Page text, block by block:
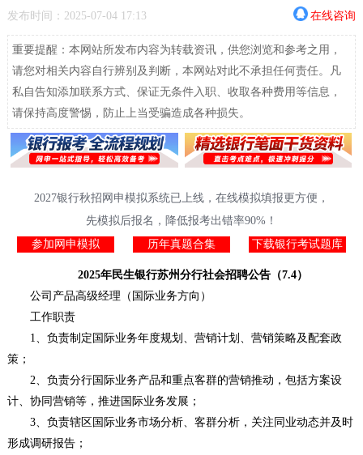
发布时间：2025-07-04 17:13 在线咨询
重要提醒：本网站所发布内容为转载资讯，供您浏览和参考之用，
请您对相关内容自行辨别及判断，本网站对此不承担任何责任。凡
私自告知添加联系方式、保证无条件入职、收取各种费用等信息，
请保持高度警惕，防止上当受骗造成各种损失。
2027银行秋招网申模拟系统已上线，在线模拟填报更方便，
先模拟后报名，降低报考出错率90%！
参加网申模拟
历年真题合集 下载银行考试题库
2025年民生银行苏州分行社会招聘公告（7.4）
公司产品高级经理（国际业务方向）
工作职责
1、负责制定国际业务年度规划、营销计划、营销策略及配套政
策；
2、负责分行国际业务产品和重点客群的营销推动，包括方案设
计、协同营销等，推进国际业务发展；
3、负责辖区国际业务市场分析、客群分析，关注同业动态并及时
形成调研报告；